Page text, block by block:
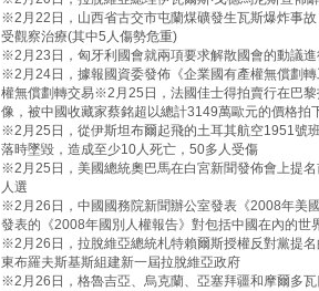
※2月22日，山西省古交市屯蘭煤礦發生瓦斯爆炸事
受觀察治療(其中5人傷勢危重)
※2月23日，匈牙利國會就兩項要求解散國會的動議
※2月24日，據報國資委發佈《企業國有產權無償劃
權無償劃轉交易※2月25日，法國佳士得拍賣行在巴
像，被中國收藏家蔡銘超以總計3149萬歐元的價格拍
※2月25日，從伊斯坦布爾起飛的土耳其航空1951號
落時墜毀，造成至少10人死亡，50多人受傷
※2月25日，美國總統奧巴馬在白宮新聞發佈會上提
人選
※2月26日，中國國務院新聞辦公室發表《2008年美
發表的《2008年國別人權報告》對包括中國在內的
※2月26日，拉脫維亞總統札特賴爾斯授權反對黨提
東布羅夫斯基斯組建新一屆拉脫維亞政府
※2月26日，格魯吉亞、烏克蘭、亞塞拜疆和摩爾多